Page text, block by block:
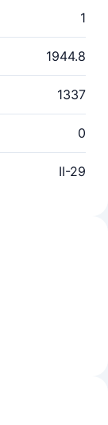
1
1944.8
1337
0
II-29